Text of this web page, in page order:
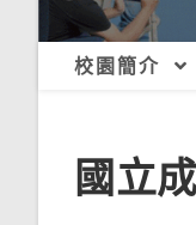
校園簡介
國立